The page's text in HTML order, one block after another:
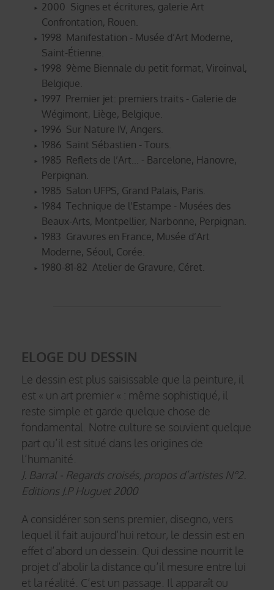
2000 Signes et écritures, galerie Art
Confrontation, Rouen.
1998 Manifestation - Musée d’Art Moderne,
Saint-Étienne.
1998 9ème Biennale du petit format, Viroinval,
Belgique.
1997 Premier jet: premiers traits - Galerie de
Wégimont, Liège, Belgique.
1996 Sur Nature IV, Angers.
1986 Saint Sébastien - Tours.
1985 Reflets de l’Art... - Barcelone, Hanovre,
Perpignan.
1985 Salon UFPS, Grand Palais, Paris.
1984 Technique de l’Estampe - Musées des
Beaux-Arts, Montpellier, Narbonne, Perpignan.
1983 Gravures en France, Musée d’Art
Moderne, Séoul, Corée.
1980-81-82 Atelier de Gravure, Céret.
ELOGE DU DESSIN
Le dessin est plus saisissable que la peinture, il
est « un art premier « : même sophistiqué, il
reste simple et garde quelque chose de
fondamental. Notre culture se souvient quelque
part qu’il est situé dans les origines de
l’humanité.
J. Barral - Regards croisés, propos d’artistes N°2.
Editions J.P Huguet 2000
A considérer son sens premier, disegno, vers
lequel il fait aujourd’hui retour, le dessin est en
effet d’abord un dessein. Qui dessine nourrit le
projet d’abolir la distance qu’il mesure entre lui
et la réalité. C’est un passage. Il apparaît ou